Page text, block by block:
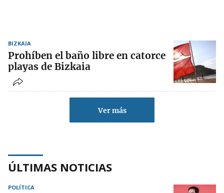
BIZKAIA
Prohíben el baño libre en catorce
playas de Bizkaia
Ver más
ÚLTIMAS NOTICIAS
POLÍTICA